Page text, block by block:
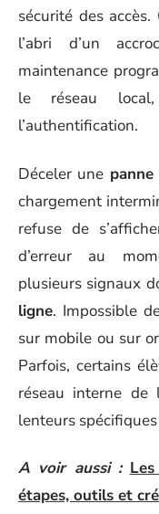
sécurité des
l’abri d’un
maintenance
le réseau
l’authentification.
Déceler une panne
chargement
refuse de
d’erreur au
plusieurs signaux
ligne. Impossible
sur mobile ou sur
Parfois, certains
réseau interne de
lenteurs
A voir aussi :
étapes, outils et